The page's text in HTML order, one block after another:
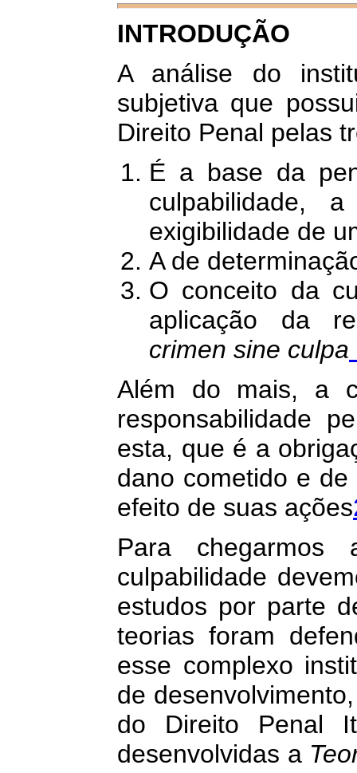
INTRODUÇÃO
A análise do
subjetiva que
Direito Penal pelas
É a base da
culpabilidade,
exigibilidade de
A de
O conceito da
aplicação da
crimen sine culpa
Além do mais, a
responsabilidade
esta, que é a
dano cometido e
efeito de suas ações
Para
culpabilidade
estudos por parte
teorias foram
esse complexo
de
do Direito Penal
desenvolvidas a